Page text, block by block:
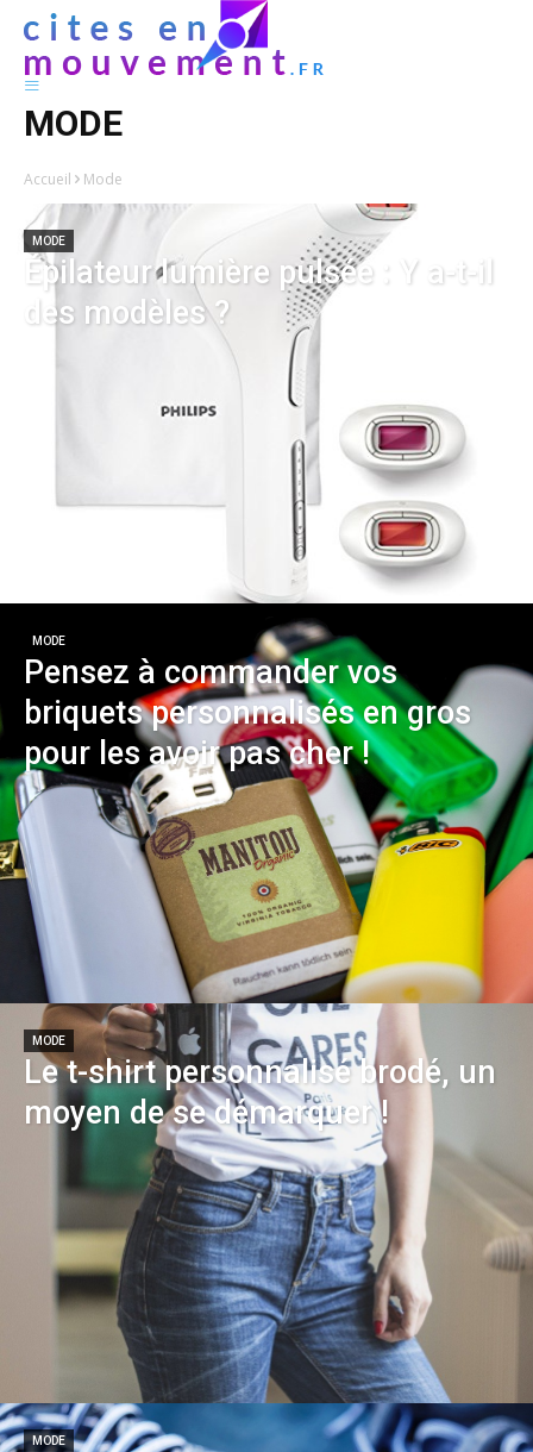
MODE
Accueil Mode
MODE
Épilateur lumière pulsée : Y a-t-il
des modèles ?
MODE
Pensez à commander vos
briquets personnalisés en gros
pour les avoir pas cher !
MODE
Le t-shirt personnalisé brodé, un
moyen de se démarquer !
MODE